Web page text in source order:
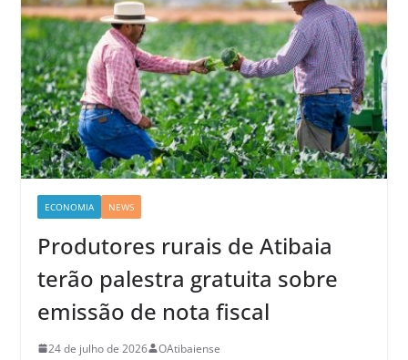
ECONOMIA NEWS
Produtores rurais de Atibaia
terão palestra gratuita sobre
emissão de nota fiscal
24 de julho de 2026 OAtibaiense